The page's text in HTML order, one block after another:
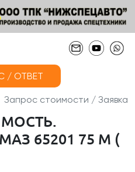
/ ОТВЕТ
Запрос стоимости / Заявка
65201 75 М (